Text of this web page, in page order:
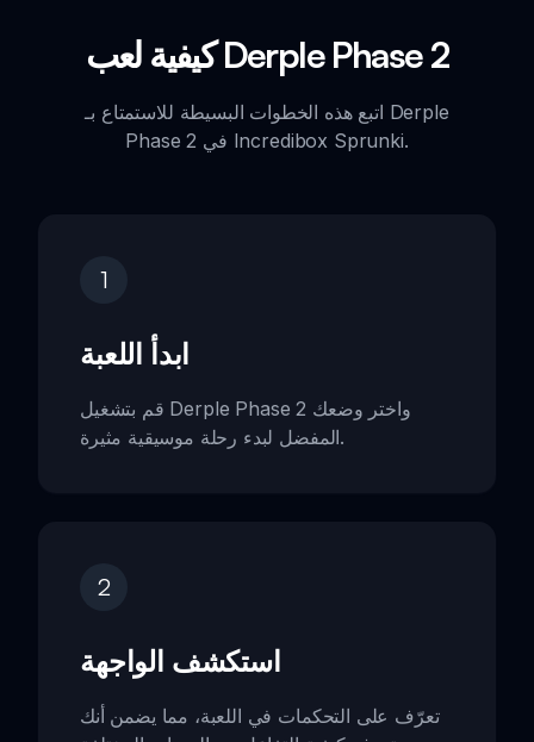
كيفية لعب Derple Phase 2
اتبع هذه الخطوات البسيطة للاستمتاع بـ Derple
Phase 2 في Incredibox Sprunki.
1
ابدأ اللعبة
قم بتشغيل Derple Phase 2 واختر وضعك
المفضل لبدء رحلة موسيقية مثيرة.
2
استكشف الواجهة
تعرّف على التحكمات في اللعبة، مما يضمن أنك